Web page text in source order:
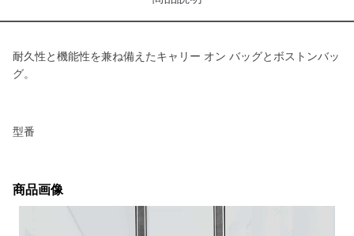
耐久性と機能性を兼ね備えたキャリー オン バッグとボストンバッ
グ。
型番
商品画像